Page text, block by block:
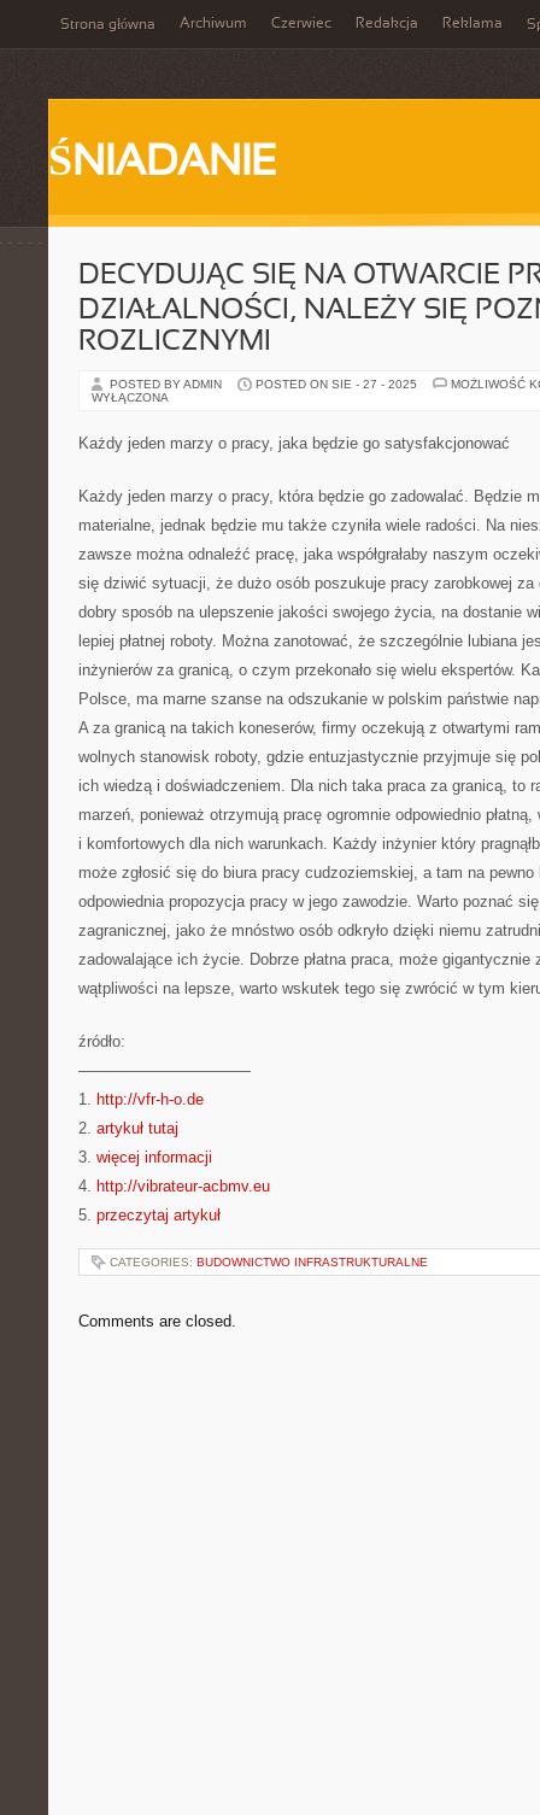
Strona główna Archiwum Czerwiec Redakcja Reklama
ŚNIADANIE
DECYDUJĄC SIĘ NA OTWARCIE
DZIAŁALNOŚCI, NALEŻY SIĘ
ROZLICZNYMI
POSTED BY ADMIN POSTED ON SIE - 27 - 2025
MOŻLIWOŚĆ
WYŁĄCZONA
Każdy jeden marzy o pracy, jaka będzie go satysfakcjonować
Każdy jeden marzy o pracy, która będzie go zadowalać. Będzie
materialne, jednak będzie mu także czyniła wiele radości. Na
zawsze można odnaleźć pracę, jaka współgrałaby naszym
się dziwić sytuacji, że dużo osób poszukuje pracy zarobkowej za
dobry sposób na ulepszenie jakości swojego życia, na dostanie
lepiej płatnej roboty. Można zanotować, że szczególnie lubiana
inżynierów za granicą, o czym przekonało się wielu ekspertów.
Polsce, ma marne szanse na odszukanie w polskim państwie
A za granicą na takich koneserów, firmy oczekują z otwartymi
wolnych stanowisk roboty, gdzie entuzjastycznie przyjmuje się
ich wiedzą i doświadczeniem. Dla nich taka praca za granicą, to
marzeń, ponieważ otrzymują pracę ogromnie odpowiednio
i komfortowych dla nich warunkach. Każdy inżynier który
może zgłosić się do biura pracy cudzoziemskiej, a tam na
odpowiednia propozycja pracy w jego zawodzie. Warto poznać
zagranicznej, jako że mnóstwo osób odkryło dzięki niemu
zadowalające ich życie. Dobrze płatna praca, może
wątpliwości na lepsze, warto wskutek tego się zwrócić w tym
źródło:
———————————
1. http://vfr-h-o.de
2. artykuł tutaj
3. więcej informacji
4. http://vibrateur-acbmv.eu
5. przeczytaj artykuł
CATEGORIES: BUDOWNICTWO INFRASTRUKTURALNE
Comments are closed.